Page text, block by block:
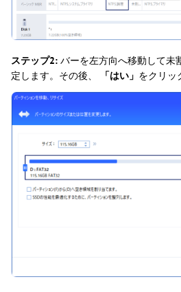
ステップ2: バーを左方向へ移動して未
定します。その後、
「はい」 をクリッ